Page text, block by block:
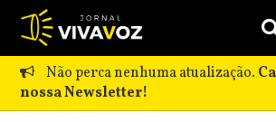
Não perca nenhuma atualização.
nossa Newsletter!